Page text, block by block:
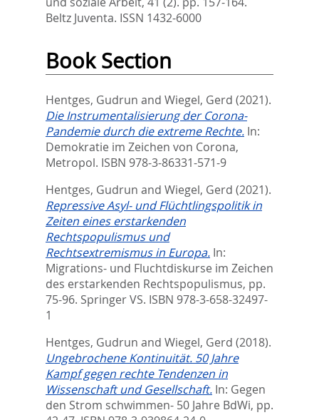
Beltz Juventa. ISSN 1432-6000
Book Section
Hentges, Gudrun and Wiegel, Gerd (2021).
Die Instrumentalisierung der Corona-
Pandemie durch die extreme Rechte. In:
Demokratie im Zeichen von Corona,
Metropol. ISBN 978-3-86331-571-9
Hentges, Gudrun and Wiegel, Gerd (2021).
Repressive Asyl- und Flüchtlingspolitik in
Zeiten eines erstarkenden
Rechtspopulismus und
Rechtsextremismus in Europa. In:
Migrations- und Fluchtdiskurse im Zeichen
des erstarkenden Rechtspopulismus, pp.
75-96. Springer VS. ISBN 978-3-658-32497-
1
Hentges, Gudrun and Wiegel, Gerd (2018).
Ungebrochene Kontinuität. 50 Jahre
Kampf gegen rechte Tendenzen in
Wissenschaft und Gesellschaft. In: Gegen
den Strom schwimmen- 50 Jahre BdWi, pp.